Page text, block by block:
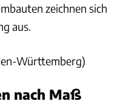
zeichnen sich
aus.
Württemberg)
nach Maß